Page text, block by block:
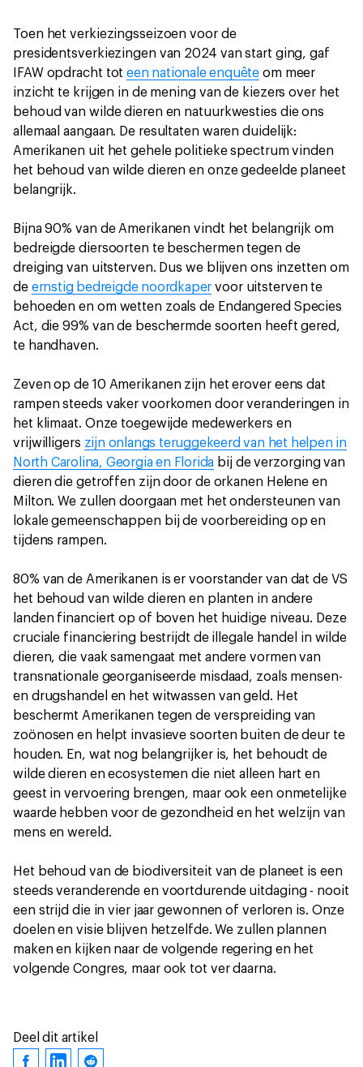
Toen het verkiezingsseizoen voor de
presidentsverkiezingen van 2024 van start ging, gaf
IFAW opdracht toteen nationale enquête om meer
inzicht te krijgen in de mening van de kiezers over het
behoud van wilde dieren en natuurkwesties die ons
allemaal aangaan. De resultaten waren duidelijk:
Amerikanen uit het gehele politieke spectrum vinden
het behoud van wilde dieren en onze gedeelde planeet
belangrijk.
Bijna 90% van de Amerikanen vindt het belangrijk om
bedreigde diersoorten te beschermen tegen de
dreiging van uitsterven. Dus we blijven ons inzetten om
de ernstig bedreigde noordkaper voor uitsterven te
behoeden en om wetten zoals de Endangered Species
Act, die 99% van de beschermde soorten heeft gered,
te handhaven.
Zeven op de 10 Amerikanen zijn het erover eens dat
rampen steeds vaker voorkomen door veranderingen in
het klimaat. Onze toegewijde medewerkers en
vrijwilligers zijn onlangs teruggekeerd van het helpen in
North Carolina, Georgia en Florida bij de verzorging van
dieren die getroffen zijn door de orkanen Helene en
Milton. We zullen doorgaan met het ondersteunen van
lokale gemeenschappen bij de voorbereiding op en
tijdens rampen.
80% van de Amerikanen is er voorstander van dat de VS
het behoud van wilde dieren en planten in andere
landen financiert op of boven het huidige niveau. Deze
cruciale financiering bestrijdt de illegale handel in wilde
dieren, die vaak samengaat met andere vormen van
transnationale georganiseerde misdaad, zoals mensen-
en drugshandel en het witwassen van geld. Het
beschermt Amerikanen tegen de verspreiding van
zoönosen en helpt invasieve soorten buiten de deur te
houden. En, wat nog belangrijker is, het behoudt de
wilde dieren en ecosystemen die niet alleen hart en
geest in vervoering brengen, maar ook een onmetelijke
waarde hebben voor de gezondheid en het welzijn van
mens en wereld.
Het behoud van de biodiversiteit van de planeet is een
steeds veranderende en voortdurende uitdaging - nooit
een strijd die in vier jaar gewonnen of verloren is. Onze
doelen en visie blijven hetzelfde. We zullen plannen
maken en kijken naar de volgende regering en het
volgende Congres, maar ook tot ver daarna.
Deel dit artikel